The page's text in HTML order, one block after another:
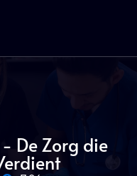
De Zorg die